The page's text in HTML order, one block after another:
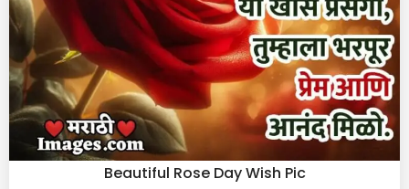
Beautiful Rose Day Wish Pic